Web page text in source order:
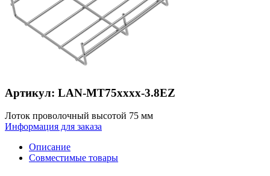
Артикул: LAN-MT75xxxx-3.8EZ
Лоток проволочный высотой 75 мм
Информация для заказа
Описание
Совместимые товары